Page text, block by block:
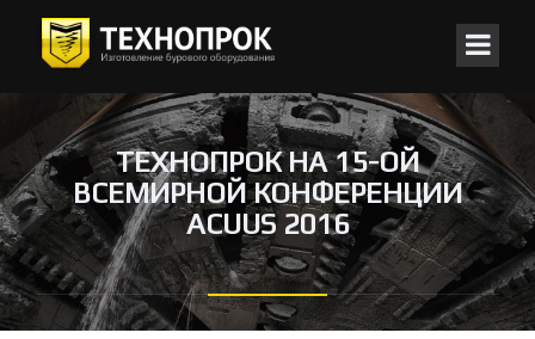
ТЕХНОПРОК НА 15-ОЙ
ВСЕМИРНОЙ КОНФЕРЕНЦИИ
ACUUS 2016